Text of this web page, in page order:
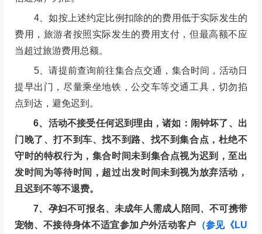
4、如按上述约定比例扣除的的费用低于实际发生的
费用，旅游者按照实际发生的费用支付，但最高额不应
当超过旅游费用总额。
5、请提前查询前往集合点交通，集合时间，活动日
提早出门，尽量乘坐地铁，公交车等交通工具，切勿掐
点到达，避免迟到。
6、活动不接受任何迟到理由，诸如：闹钟坏了、出
门晚了、打不到车、找不到路、找不到集合点，杜绝不
守时的特权行为，集合时间未到集合点视为迟到，至出
发时间为等待时间，超过出发时间未到视为放弃活动，
且迟到不等不退费。
7、孕妇不可报名、未成年人需成人陪同、不可携带
宠物、不接待身体不适宜参加户外活动客户 （参见《LU